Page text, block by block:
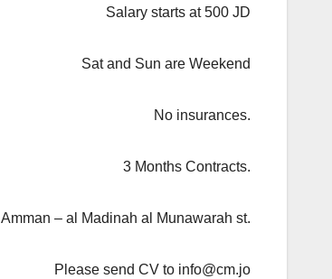
Salary starts at 500 JD
Sat and Sun are Weekend
No insurances.
3 Months Contracts.
Amman – al Madinah al Munawarah st.
Please send CV to info@cm.jo